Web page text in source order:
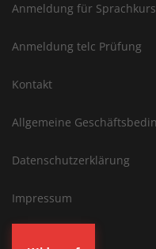
Anmeldung für
Anmeldung telc Prüfung
Kontakt
Allgemeine
Datenschutzerklärung
Impressum